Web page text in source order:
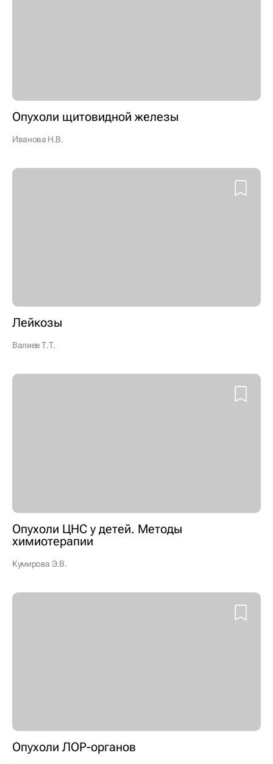
Опухоли щитовидной железы
Иванова Н.В.
Лейкозы
Валиев Т.Т.
Опухоли ЦНС у детей. Методы
химиотерапии
Кумирова Э.В.
Опухоли ЛОР-органов